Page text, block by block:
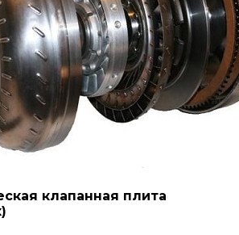
клапанная плита